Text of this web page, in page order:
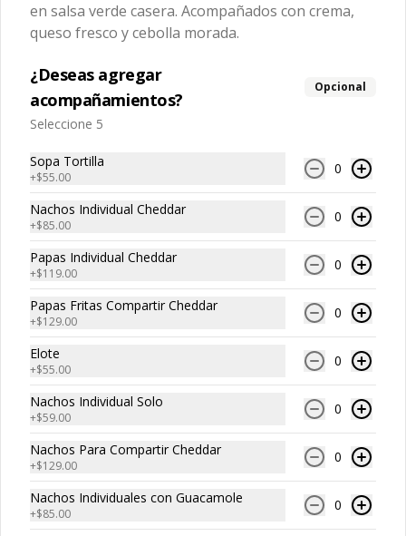
Nacho Individual Solo
Porción individual de totopos de maíz
Guacamole
Totopos de maíz fritos acompañados
Nachos Individual Cheddar
Totopos de maíz fritos bañados con
salsa de queso cheddar fundido.
$85.00
Nachos Para Compartir
Solos
en salsa verde casera. Acompañados con crema,
queso fresco y cebolla morada.
¿Deseas agregar
acompañamientos?
Opcional
Seleccione 5
Sopa Tortilla
+$55.00
0
Nachos Individual Cheddar
+$85.00
0
Papas Individual Cheddar
+$119.00
0
Papas Fritas Compartir Cheddar
+$129.00
0
Elote
+$55.00
0
Nachos Individual Solo
+$59.00
0
Nachos Para Compartir Cheddar
+$129.00
0
Nachos Individuales con Guacamole
+$85.00
0